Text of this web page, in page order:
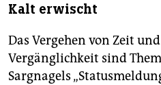
Kalt erwischt
Das Vergehen von Zeit
Vergänglichkeit sind
Sargnagels